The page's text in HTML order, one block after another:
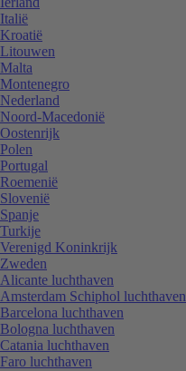
Italië
Kroatië
Litouwen
Malta
Montenegro
Nederland
Noord-Macedonië
Oostenrijk
Polen
Portugal
Roemenië
Slovenië
Spanje
Turkije
Verenigd Koninkrijk
Zweden
Alicante luchthaven
Amsterdam Schiphol luchthaven
Barcelona luchthaven
Bologna luchthaven
Catania luchthaven
Faro luchthaven